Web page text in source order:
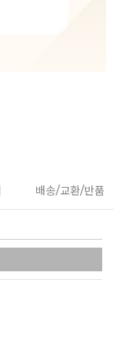
배송/교환/반품